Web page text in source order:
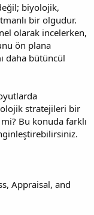
biyolojik,
bir olgudur.
olarak incelerken,
ön plana
daha bütüncül
stratejileri bir
Bu konuda farklı
Appraisal, and